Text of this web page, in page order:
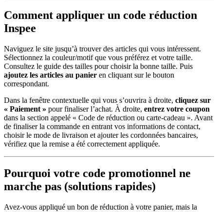
Comment appliquer un code réduction
Inspee
Naviguez le site jusqu’à trouver des articles qui vous intéressent.
Sélectionnez la couleur/motif que vous préférez et votre taille.
Consultez le guide des tailles pour choisir la bonne taille. Puis
ajoutez les articles au panier en cliquant sur le bouton
correspondant.
Dans la fenêtre contextuelle qui vous s’ouvrira à droite, cliquez sur
« Paiement » pour finaliser l’achat. À droite, entrez votre coupon
dans la section appelé « Code de réduction ou carte-cadeau ». Avant
de finaliser la commande en entrant vos informations de contact,
choisir le mode de livraison et ajouter les cordonnées bancaires,
vérifiez que la remise a été correctement appliquée.
Pourquoi votre code promotionnel ne
marche pas (solutions rapides)
Avez-vous appliqué un bon de réduction à votre panier, mais la